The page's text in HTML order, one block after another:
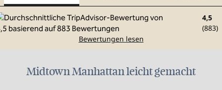
4,5
(883)
Bewertungen lesen
Midtown Manhattan leicht gemacht